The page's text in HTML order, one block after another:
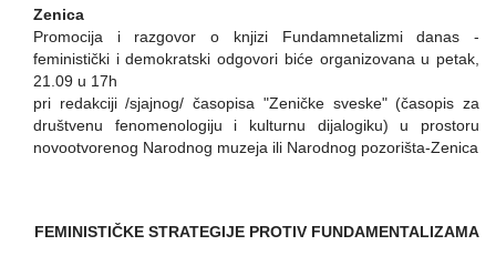
Zenica
Promocija i razgovor o knjizi Fundamnetalizmi danas -
feministički i demokratski odgovori biće organizovana u petak,
21.09 u 17h
pri redakciji /sjajnog/ časopisa "Zeničke sveske" (časopis za
društvenu fenomenologiju i kulturnu dijalogiku) u prostoru
novootvorenog Narodnog muzeja ili Narodnog pozorišta-Zenica
FEMINISTIČKE STRATEGIJE PROTIV FUNDAMENTALIZAMA